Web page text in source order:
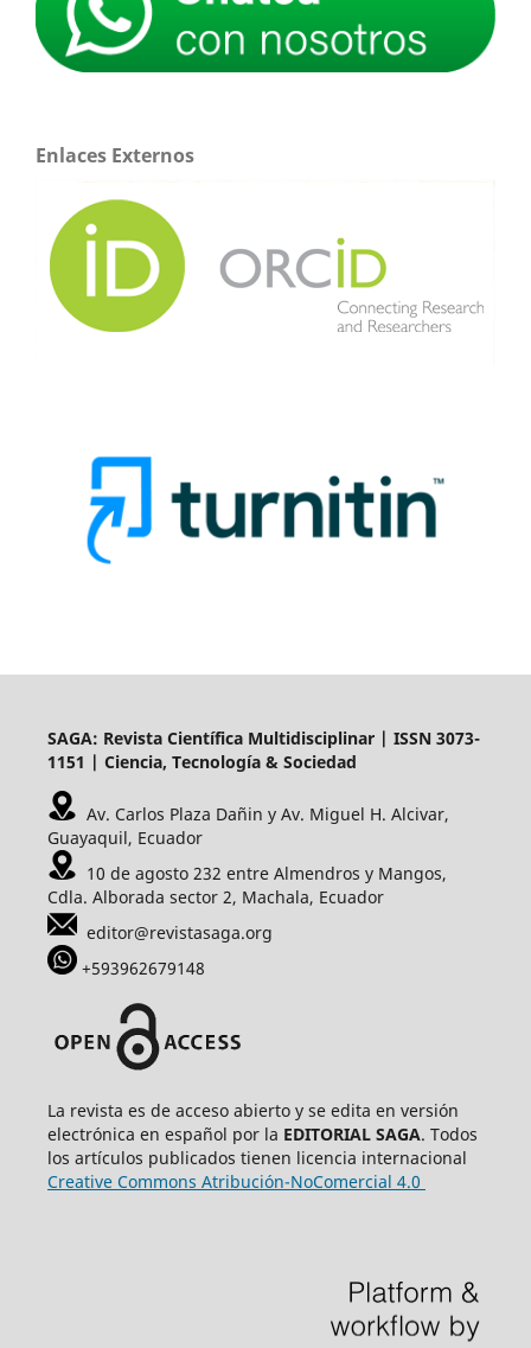
Enlaces Externos
SAGA: Revista Científica Multidisciplinar | ISSN 3073-
1151 | Ciencia, Tecnología & Sociedad
Av. Carlos Plaza Dañin y Av. Miguel H. Alcivar,
Guayaquil, Ecuador
10 de agosto 232 entre Almendros y Mangos,
Cdla. Alborada sector 2, Machala, Ecuador
editor@revistasaga.org
+593962679148
La revista es de acceso abierto y se edita en versión
electrónica en español por la EDITORIAL SAGA. Todos
los artículos publicados tienen licencia internacional
Creative Commons Atribución-NoComercial 4.0